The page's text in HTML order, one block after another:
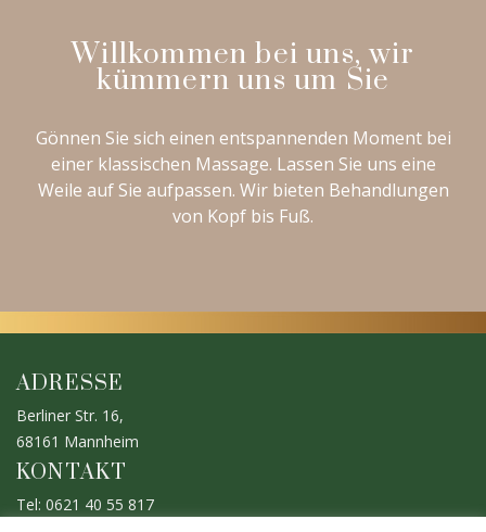
Willkommen bei uns, wir
kümmern uns um Sie
Gönnen Sie sich einen entspannenden Moment bei
einer klassischen Massage. Lassen Sie uns eine
Weile auf Sie aufpassen. Wir bieten Behandlungen
von Kopf bis Fuß.
ADRESSE
Berliner Str. 16,
68161 Mannheim
KONTAKT
Tel: 0621 40 55 817